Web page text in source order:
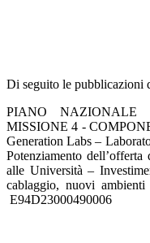
Di seguito le pubblicazioni
PIANO
MISSIONE 4 -
Generation Labs –
Potenziamento
alle Università –
cablaggio, nuovi
E94D23000490006